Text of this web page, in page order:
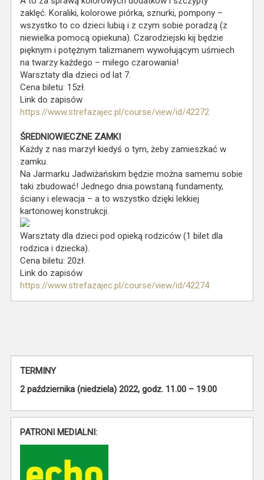
zaklęć. Koraliki, kolorowe piórka, sznurki, pompony –
wszystko to co dzieci lubią i z czym sobie poradzą (z
niewielka pomocą opiekuna). Czarodziejski kij będzie
pięknym i potężnym talizmanem wywołującym uśmiech
na twarzy każdego – miłego czarowania!
Warsztaty dla dzieci od lat 7.
Cena biletu: 15zł.
Link do zapisów
https://www.strefazajec.pl/course/view/id/42272
ŚREDNIOWIECZNE ZAMKI
Każdy z nas marzył kiedyś o tym, żeby zamieszkać w
zamku.
Na Jarmarku Jadwiżańskim będzie można samemu sobie
taki zbudować! Jednego dnia powstaną fundamenty,
ściany i elewacja – a to wszystko dzięki lekkiej
kartonowej konstrukcji.
Warsztaty dla dzieci pod opieką rodziców (1 bilet dla
rodzica i dziecka).
Cena biletu: 20zł.
Link do zapisów
https://www.strefazajec.pl/course/view/id/42274
TERMINY
2 października (niedziela) 2022, godz. 11.00 – 19.00
PATRONI MEDIALNI: